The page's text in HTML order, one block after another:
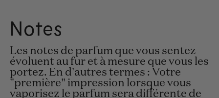
Notes
Les notes de parfum que vous sentez
évoluent au fur et à mesure que vous les
portez. En d'autres termes : Votre
"première" impression lorsque vous
vaporisez le parfum sera différente de